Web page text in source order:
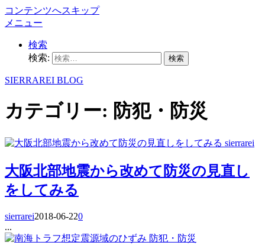
コンテンツへスキップ
メニュー
検索
検索:
SIERRAREI BLOG
カテゴリー: 防犯・防災
sierrarei
大阪北部地震から改めて防災の見直し
をしてみる
sierrarei2018-06-220
...
防犯・防災